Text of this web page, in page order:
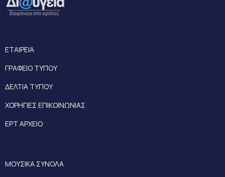
ΕΤΑΙΡΕΙΑ
ΓΡΑΦΕΙΟ ΤΥΠΟΥ
ΔΕΛΤΙΑ ΤΥΠΟΥ
ΧΟΡΗΓΙΕΣ ΕΠΙΚΟΙΝΩΝΙΑΣ
ΕΡΤ ΑΡΧΕΙΟ
ΜΟΥΣΙΚΑ ΣΥΝΟΛΑ